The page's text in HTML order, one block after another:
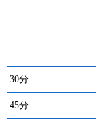
30分
45分